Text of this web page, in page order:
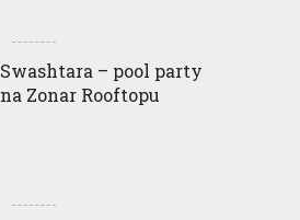
Swashtara – pool party
na Zonar Rooftopu